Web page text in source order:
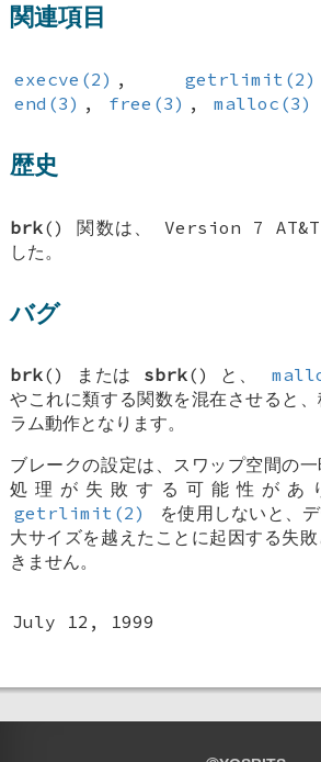
関連項目
execve(2) , getrlimit(2)
end(3) , free(3) , malloc(3)
歴史
brk() 関数は、 Version 7 AT&T
した。
バグ
brk() または sbrk() と、
やこれに類する関数を混在させると
ラム動作となります。
ブレークの設定は、スワップ空間の
処理が失敗する可能性があ
getrlimit(2)
を使用しないと、
大サイズを越えたことに起因する失
きません。
July 12, 1999